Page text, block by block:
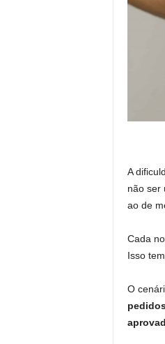
A
não ser
ao de
Cada
Isso
O